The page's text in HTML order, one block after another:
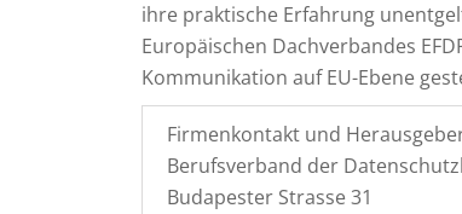
ihre praktische Erfahrung
Europäischen Dachverbandes
Kommunikation auf EU-Ebene
Firmenkontakt und
Berufsverband der
Budapester Strasse 31